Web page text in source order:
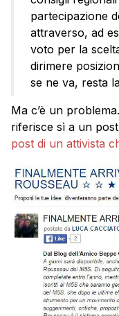
partecipazione
attraverso, ad
voto per la
dirimere
se ne va, resta
Ma c’è un
riferisce sì a un
post di un attivista